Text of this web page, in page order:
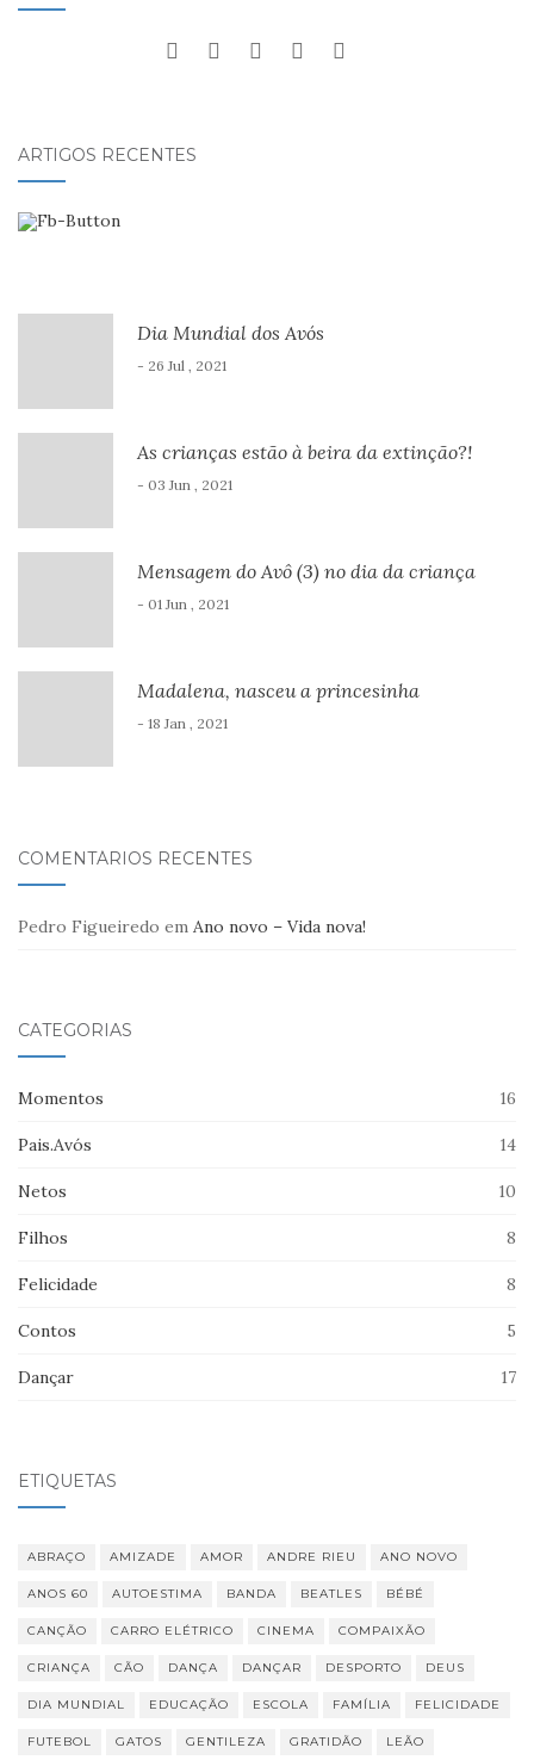
ARTIGOS RECENTES
Dia Mundial dos Avós
- 26 Jul , 2021
As crianças estão à beira da extinção?!
- 03 Jun , 2021
Mensagem do Avô (3) no dia da criança
- 01 Jun , 2021
Madalena, nasceu a princesinha
- 18 Jan , 2021
COMENTÁRIOS RECENTES
Pedro Figueiredo em Ano novo – Vida nova!
CATEGORIAS
Momentos 16
Pais.Avós 14
Netos 10
Filhos 8
Felicidade 8
Contos 5
Dançar 17
ETIQUETAS
ABRAÇO AMIZADE AMOR ANDRE RIEU ANO NOVO
ANOS 60 AUTOESTIMA BANDA BEATLES BÉBÉ
CANÇÃO CARRO ELÉTRICO CINEMA COMPAIXÃO
CRIANÇA CÃO DANÇA DANÇAR DESPORTO DEUS
DIA MUNDIAL EDUCAÇÃO ESCOLA FAMÍLIA FELICIDADE
FUTEBOL GATOS GENTILEZA GRATIDÃO LEÃO